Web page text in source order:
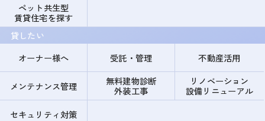
ペット共生型
賃貸住宅を探す
貸したい
オーナー様へ
受託・管理 不動産活用
メンテナンス管理
無料建物診断
外装工事
リノベーション
設備リニューアル
セキュリティ対策